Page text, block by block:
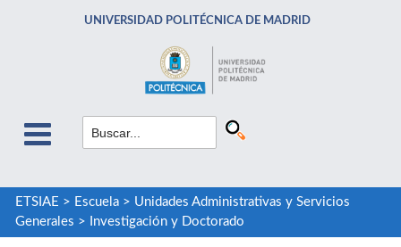
UNIVERSIDAD POLITÉCNICA DE MADRID
ETSIAE > Escuela> Unidades Administrativas y Servicios
Generales > Investigación y Doctorado